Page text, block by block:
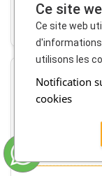
+
Ce site
Ce site web
utilisons les
Notification
cookies